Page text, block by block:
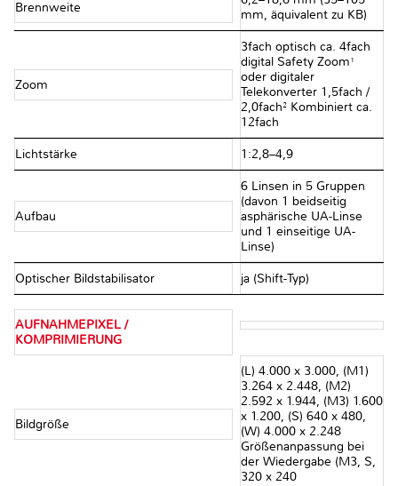
Brennweite
mm, äquivalent zu KB)
Zoom
3fach optisch ca. 4fach
digital Safety Zoom¹
oder digitaler
Telekonverter 1,5fach /
2,0fach² Kombiniert ca.
12fach
Lichtstärke 1:2,8–4,9
Aufbau
6 Linsen in 5 Gruppen
(davon 1 beidseitig
asphärische UA-Linse
und 1 einseitige UA-
Linse)
Optischer Bildstabilisator ja (Shift-Typ)
AUFNAHMEPIXEL /
KOMPRIMIERUNG
Bildgröße
(L) 4.000 x 3.000, (M1)
3.264 x 2.448, (M2)
2.592 x 1.944, (M3) 1.600
x 1.200, (S) 640 x 480,
(W) 4.000 x 2.248
Größenanpassung bei
der Wiedergabe (M3, S,
320 x 240